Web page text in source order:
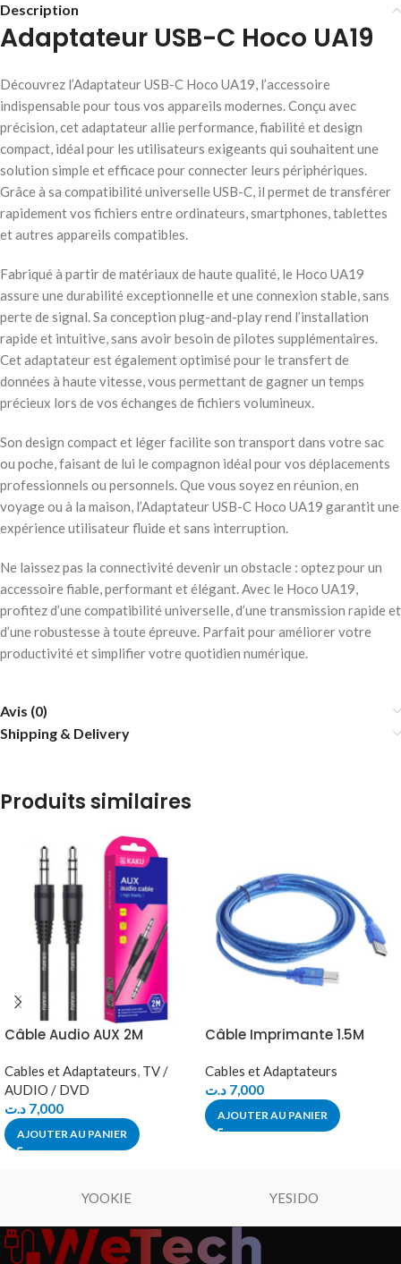
Description
Adaptateur USB-C Hoco UA19
Découvrez l’Adaptateur USB-C Hoco UA19, l’accessoire
indispensable pour tous vos appareils modernes. Conçu avec
précision, cet adaptateur allie performance, fiabilité et design
compact, idéal pour les utilisateurs exigeants qui souhaitent une
solution simple et efficace pour connecter leurs périphériques.
Grâce à sa compatibilité universelle USB-C, il permet de transférer
rapidement vos fichiers entre ordinateurs, smartphones, tablettes
et autres appareils compatibles.
Fabriqué à partir de matériaux de haute qualité, le Hoco UA19
assure une durabilité exceptionnelle et une connexion stable, sans
perte de signal. Sa conception plug-and-play rend l’installation
rapide et intuitive, sans avoir besoin de pilotes supplémentaires.
Cet adaptateur est également optimisé pour le transfert de
données à haute vitesse, vous permettant de gagner un temps
précieux lors de vos échanges de fichiers volumineux.
Son design compact et léger facilite son transport dans votre sac
ou poche, faisant de lui le compagnon idéal pour vos déplacements
professionnels ou personnels. Que vous soyez en réunion, en
voyage ou à la maison, l’Adaptateur USB-C Hoco UA19 garantit une
expérience utilisateur fluide et sans interruption.
Ne laissez pas la connectivité devenir un obstacle : optez pour un
accessoire fiable, performant et élégant. Avec le Hoco UA19,
profitez d’une compatibilité universelle, d’une transmission rapide et
d’une robustesse à toute épreuve. Parfait pour améliorer votre
productivité et simplifier votre quotidien numérique.
Avis (0)
Shipping & Delivery
Produits similaires
Câble Audio AUX 2M
Cables et Adaptateurs, TV /
AUDIO / DVD
7,000 د.ت
AJOUTER AU PANIER
Câble Imprimante 1.5M
Cables et Adaptateurs
7,000 د.ت
AJOUTER AU PANIER
YOOKIE YESIDO